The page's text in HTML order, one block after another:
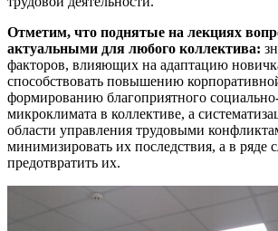
Отметим, что поднятые на лекциях
актуальными для любого коллектива:
факторов, влияющих на адаптацию
способствовать повышению
формированию благоприятного
микроклимата в коллективе, а
области управления трудовыми
минимизировать их последствия, а в ряде
предотвратить их.